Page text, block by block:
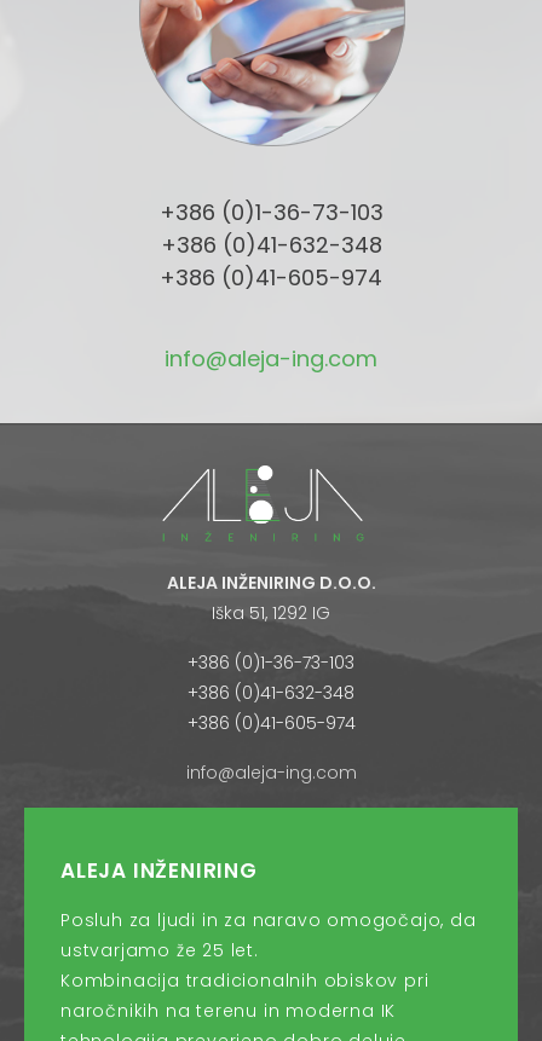
+386 (0)1-36-73-103
+386 (0)41-632-348
+386 (0)41-605-974
info@aleja-ing.com
ALEJA INŽENIRING D.O.O.
Iška 51, 1292 IG
+386 (0)1-36-73-103
+386 (0)41-632-348
+386 (0)41-605-974
info@aleja-ing.com
ALEJA INŽENIRING
Posluh za ljudi in za naravo omogočajo, da
ustvarjamo že 25 let.
Kombinacija tradicionalnih obiskov pri
naročnikih na terenu in moderna IK